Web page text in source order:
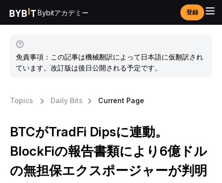
Bybitアカデミー 登録
免責事項：この記事は機械翻訳によって日本語に仮翻訳され
ています。改訂版は後日公開される予定です。
Topics Daily Bits Current Page
BTCがTradFi Dipsに連動。
BlockFiの報告書類により6億ドル
の無担保エクスポージャーが判明